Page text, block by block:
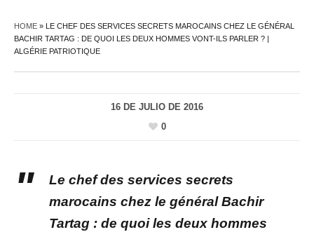
HOME » LE CHEF DES SERVICES SECRETS MAROCAINS CHEZ LE GÉNÉRAL
BACHIR TARTAG : DE QUOI LES DEUX HOMMES VONT-ILS PARLER ? |
ALGÉRIE PATRIOTIQUE
16 DE JULIO DE 2016
0
Le chef des services secrets
marocains chez le général Bachir
Tartag : de quoi les deux hommes